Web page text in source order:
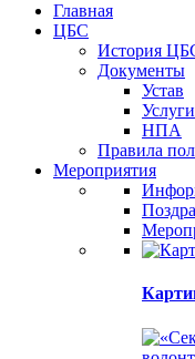
Главная
ЦБС
История
Документы
Устав
Услуги
НПА
Правила
Мероприятия